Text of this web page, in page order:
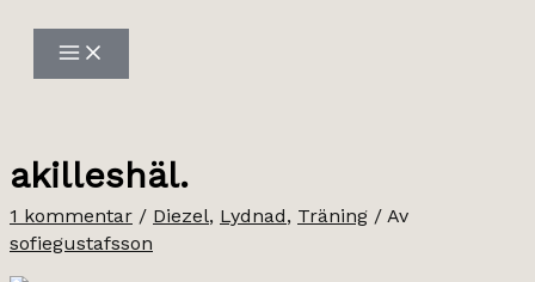
innehåll
akilleshäl.
1 kommentar / Diezel, Lydnad, Träning / Av
sofiegustafsson